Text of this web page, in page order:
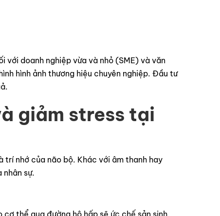
với doanh nghiệp vừa và nhỏ (SME) và văn
hình ảnh thương hiệu chuyên nghiệp. Đầu tư
giảm stress tại
nhớ của não bộ. Khác với âm thanh hay
sự.
thể qua đường hô hấp sẽ ức chế sản sinh